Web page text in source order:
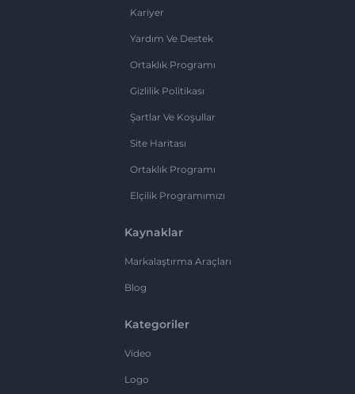
Kariyer
Yardım Ve Destek
Ortaklık Programı
Gizlilik Politikası
Şartlar Ve Koşullar
Site Haritası
Ortaklık Programı
Elçilik Programımızı
Kaynaklar
Markalaştırma Araçları
Blog
Kategoriler
Video
Logo